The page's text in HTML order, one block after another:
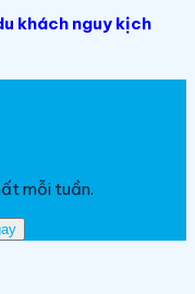
khách nguy kịch
mỗi tuần.